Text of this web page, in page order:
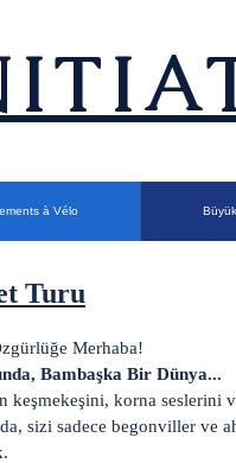
à Vélo
Turu
Merhaba!
Bambaşka Bir Dünya...
korna seslerini
sizi sadece begonviller ve